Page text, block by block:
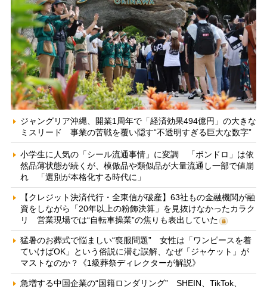
ジャングリア沖縄、開業1周年で「経済効果494億円」の大きな
ミスリード 事業の苦戦を覆い隠す“不透明すぎる巨大な数字”
小学生に人気の「シール流通事情」に変調 「ボンドロ」は依
然品薄状態が続くが、模倣品や類似品が大量流通し一部で値崩
れ 「選別が本格化する時代に」
【クレジット決済代行・全東信が破産】63社もの金融機関が融
資をしながら「20年以上の粉飾決算」を見抜けなかったカラク
リ 営業現場では“自転車操業”の焦りも表出していた
猛暑のお葬式で悩ましい“喪服問題” 女性は「ワンピースを着
ていけばOK」という俗説に潜む誤解、なぜ「ジャケット」が
マストなのか？《1級葬祭ディレクターが解説》
急増する中国企業の“国籍ロンダリング” SHEIN、TikTok、